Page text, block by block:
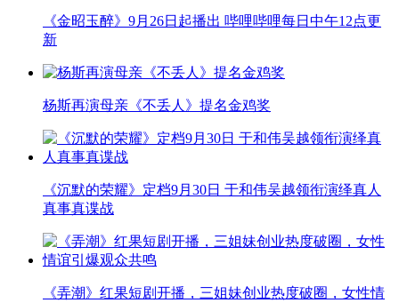
《金昭玉醉》9月26日起播出 哔哩哔哩每日中午12点更
新
杨斯再演母亲《不丢人》提名金鸡奖
《沉默的荣耀》定档9月30日 于和伟吴越领衔演绎真人
真事真谍战
《弄潮》红果短剧开播，三姐妹创业热度破圈，女性情